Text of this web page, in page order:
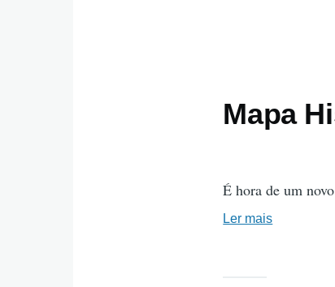
Mapa
É hora de um
Ler mais